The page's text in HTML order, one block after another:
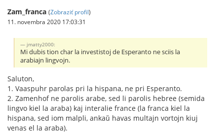
Zam_franca (Zobraziť profil)
11. novembra 2020 17:03:31
jmatty2000:
Mi dubis tion char la investistoj de Esperanto ne sciis la
arabiajn lingvojn.
Saluton,
1. Vaaspuhr parolas pri la hispana, ne pri Esperanto.
2. Zamenhof ne parolis arabe, sed li parolis hebree (semida
lingvo kiel la araba) kaj interalie france (la franca kiel la
hispana, sed iom malpli, ankaŭ havas multajn vortojn kiuj
venas el la araba).